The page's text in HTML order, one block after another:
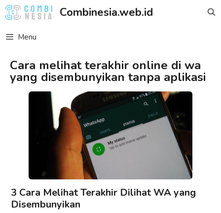
Skip
to
Combinesia.web.id
Menu
Cara melihat terakhir online di wa
yang disembunyikan tanpa aplikasi
3 Cara Melihat Terakhir Dilihat WA yang
Disembunyikan